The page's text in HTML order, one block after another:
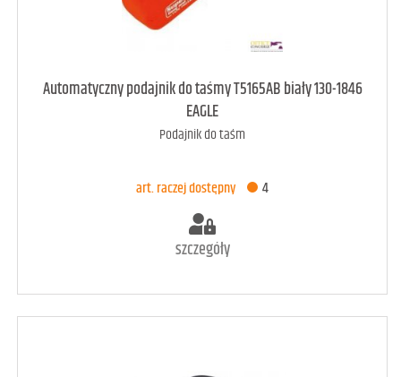
art. dostępny 11
Automatyczny podajnik do taśmy T5165AB biały 130-1846
EAGLE
Podajnik do taśm
art. raczej dostępny 4
szczegóły